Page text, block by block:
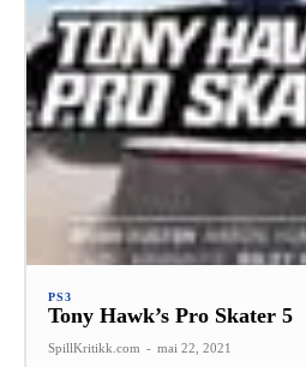
PS3
Tony Hawk’s Pro Skater 5
SpillKritikk.com - mai 22, 2021